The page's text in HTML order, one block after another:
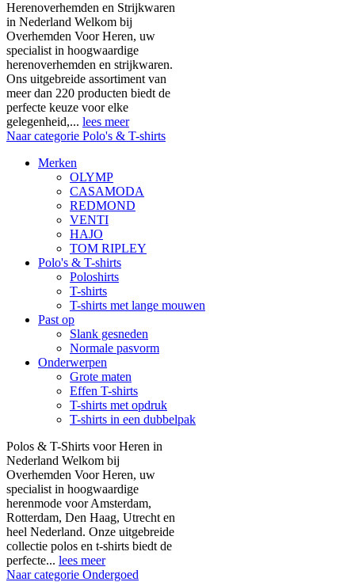
Herenoverhemden en Strijkwaren
in Nederland Welkom bij
Overhemden Voor Heren, uw
specialist in hoogwaardige
herenoverhemden en strijkwaren.
Ons uitgebreide assortiment van
meer dan 220 producten biedt de
perfecte keuze voor elke
gelegenheid,... lees meer
Naar categorie Polo's & T-shirts
Merken
OLYMP
CASAMODA
REDMOND
VENTI
HAJO
TOM RIPLEY
Polo's & T-shirts
Poloshirts
T-shirts
T-shirts met lange mouwen
Past op
Slank gesneden
Normale pasvorm
Onderwerpen
Grote maten
Effen T-shirts
T-shirts met opdruk
T-shirts in een dubbelpak
Polos & T-Shirts voor Heren in
Nederland Welkom bij
Overhemden Voor Heren, uw
specialist in hoogwaardige
herenmode voor Amsterdam,
Rotterdam, Den Haag, Utrecht en
heel Nederland. Onze uitgebreide
collectie polos en t-shirts biedt de
perfecte... lees meer
Naar categorie Ondergoed